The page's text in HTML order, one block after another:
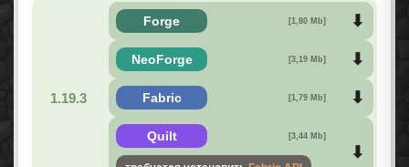
1.19.3
Forge [1,80 Mb]
NeoForge [3,19 Mb]
Fabric [1,79 Mb]
Quilt [3,44 Mb]